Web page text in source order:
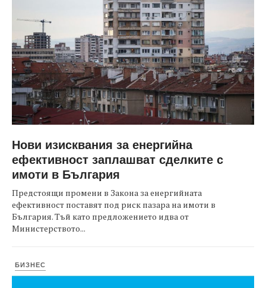
Нови изисквания за енергийна
ефективност заплашват сделките с
имоти в България
Предстоящи промени в Закона за енергийната
ефективност поставят под риск пазара на имоти в
България. Тъй като предложението идва от
Министерството...
БИЗНЕС